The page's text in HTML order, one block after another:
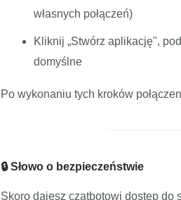
własnych połączeń)
Kliknij „Stwórz aplikację",
domyślne
Po wykonaniu tych kroków
🔒 Słowo o bezpieczeństwie
Skoro dajesz czatbotowi dostęp